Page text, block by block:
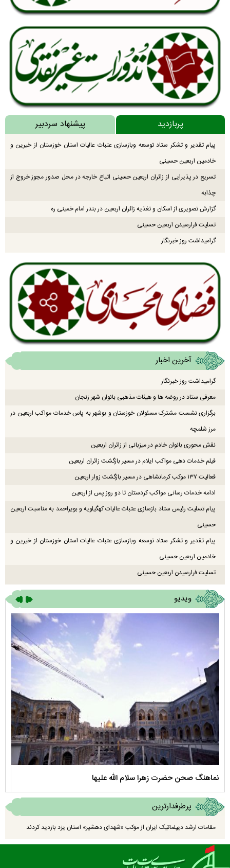
پربازدید پیشنهاد سردبیر
پیام تقدیر و تشکر ستاد توسعه وبازسازی عتبات عالیات استان خوزستان از خیرین و
خادمین اربعین حسینی
تسریع در پذیرایی از زائران اربعین حسینی اتباع خارجه در محل صدور مجوز خروج از
چذابه
گزارش تصویری از اسکان و تغذیه زائران اربعین در بندر امام خمینی ره
تسلیت فرارسیدن اربعین حسینی
گرامیداشت روز خبرنگار
آخرین اخبار
گرامیداشت روز خبرنگار
معرفی ستاد در روضه ها و هیئات مذهبی بانوان شهر زنجان
برگزاری نشست مشترک مسئولان خوزستان و بوشهر به پاس خدمات مواکب اربعین در
مرز شلمچه
نقش محوری بانوان خادم در میزبانی از زائران اربعین
فیلم خدمات دهی مواکب ایلام در مسیر بازگشت زائران اربعین
فعالیت ۱۳۷ موکب کرمانشاهی در مسیر بازگشت زوار اربعین
ادامه خدمات رسانی مواکب کردستان تا دو روز پس از اربعین
پیام تسلیت رئیس ستاد بازسازی عتبات عالیات کهگیلویه و بویراحمد به مناسبت اربعین
حسینی
پیام تقدیر و تشکر ستاد توسعه وبازسازی عتبات عالیات استان خوزستان از خیرین و
خادمین اربعین حسینی
تسلیت فرارسیدن اربعین حسینی
ویدیو
نماهنگ صحن حضرت زهرا سلام الله علیها
پرطرفدارترین
مقامات ارشد دیپلماتیک ایران از موکب «شهدای دهشیر» استان یزد بازدید کردند